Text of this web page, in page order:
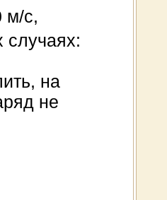
м/с,
случаях:
на
не